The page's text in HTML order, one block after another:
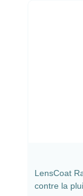
LensCoat
contre la